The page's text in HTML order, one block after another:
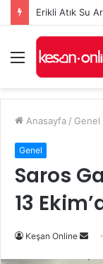
Menü
Anasayfa / Genel
Genel
Saros
13
Keşan Online
Bir